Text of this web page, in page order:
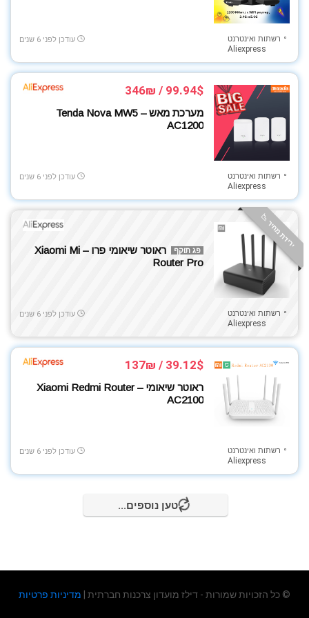
שואב אבק
שעונים וצמידים חכמים
תאורה
תינוקות ומשפחה
תיקים וארנקים
תספורת וגילוח
All categories
רשתות ואינטרנט
Aliexpress
עודכן לפני 6 שנים
99.94$ / 346₪
מערכת מאש – Tenda Nova MW5
AC1200
רשתות ואינטרנט
Aliexpress
עודכן לפני 6 שנים
ירידת מחיר 📉
פג תוקף
ראוטר שיאומי פרו – Xiaomi Mi
Router Pro
רשתות ואינטרנט
Aliexpress
עודכן לפני 6 שנים
39.12$ / 137₪
ראוטר שיאומי – Xiaomi Redmi Router
AC2100
רשתות ואינטרנט
Aliexpress
עודכן לפני 6 שנים
טען נוספים...
© כל הזכויות שמורות - דילז מועדון צרכנות חברתית | מדיניות פרטיות